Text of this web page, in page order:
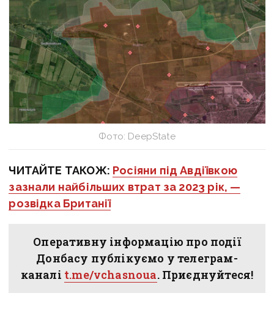
Фото: DeepState
ЧИТАЙТЕ ТАКОЖ: Росіяни під Авдіївкою
зазнали найбільших втрат за 2023 рік, —
розвідка Британії
Оперативну інформацію про події
Донбасу публікуємо у телеграм-
каналі t.me/vchasnoua. Приєднуйтеся!